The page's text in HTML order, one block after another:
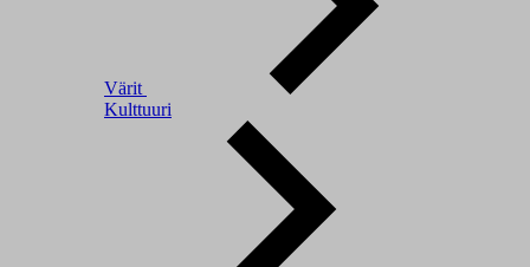
Värit
Kulttuuri